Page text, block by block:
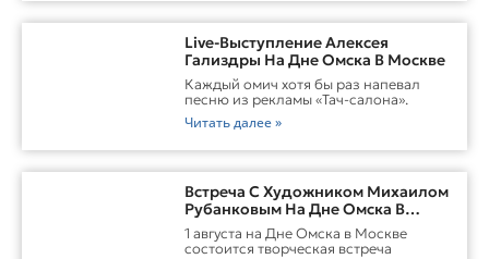
Live-Выступление Алексея
Гализдры На Дне Омска В Москве
Каждый омич хотя бы раз напевал
песню из рекламы «Тач-салона».
Читать далее »
Встреча С Художником Михаилом
Рубанковым На Дне Омска В
Москве
1 августа на Дне Омска в Москве
состоится творческая встреча